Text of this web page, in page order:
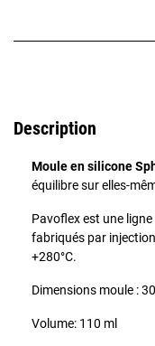
Description
Moule en silicone
équilibre sur elles-
Pavoflex est une ligne
fabriqués par
+280°C.
Dimensions moule :
Volume: 110 ml